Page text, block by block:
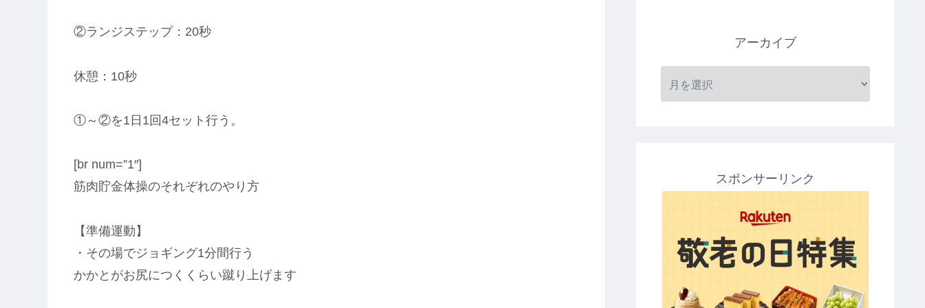
②ランジステップ：20秒
休憩：10秒
①～②を1日1回4セット行う。
[br num=”1″]
筋肉貯金体操のそれぞれのやり方
【準備運動】
・その場でジョギング1分間行う
かかとがお尻につくくらい蹴り上げます
アーカイブ
スポンサーリンク